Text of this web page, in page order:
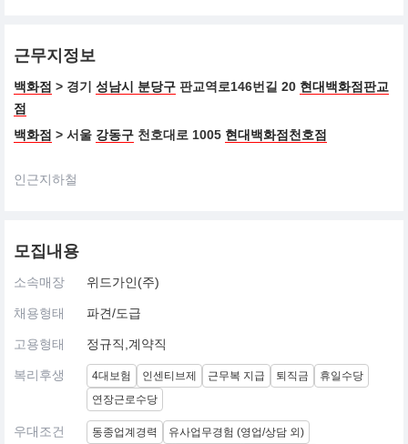
근무지정보
백화점 > 경기 성남시 분당구 판교역로146번길 20 현대백화점판교
점
백화점 > 서울 강동구 천호대로 1005 현대백화점천호점
인근지하철
모집내용
소속매장 위드가인(주)
채용형태 파견/도급
고용형태 정규직,계약직
복리후생 4대보험 인센티브제 근무복 지급 퇴직금
휴일수당
연장근로수당
우대조건 동종업계경력
유사업무경험 (영업/상담 외)